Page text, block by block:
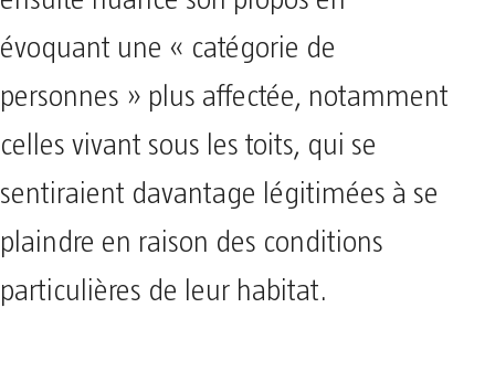
évoquant une « catégorie de
personnes » plus affectée, notamment
celles vivant sous les toits, qui se
sentiraient davantage légitimées à se
plaindre en raison des conditions
particulières de leur habitat.